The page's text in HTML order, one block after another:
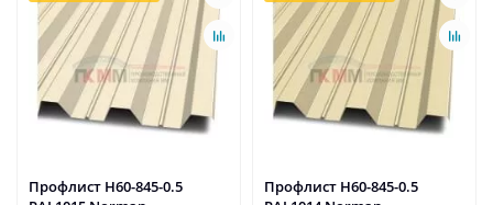
Профлист Н60-845-0.5
Профлист Н60-845-0.5